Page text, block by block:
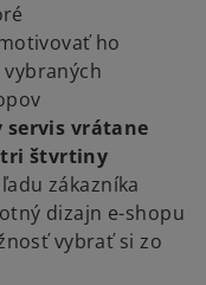
ho
vrátane
tri štvrtiny
zákazníka
dizajn e-shopu
vybrať si zo